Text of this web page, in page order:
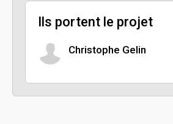
Ils portent le projet
Christophe Gelin